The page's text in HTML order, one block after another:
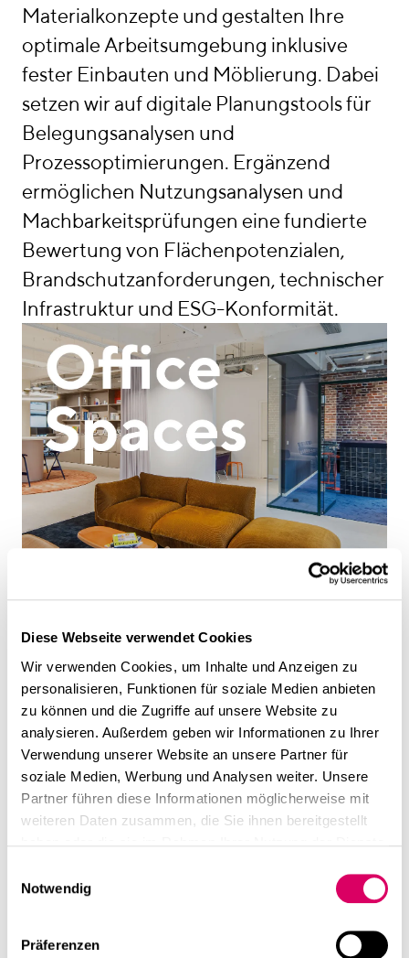
Diese Webseite verwendet Cookies
Wir verwenden Cookies, um Inhalte und Anzeigen zu
personalisieren, Funktionen für soziale Medien anbieten
zu können und die Zugriffe auf unsere Website zu
analysieren. Außerdem geben wir Informationen zu Ihrer
Verwendung unserer Website an unsere Partner für
soziale Medien, Werbung und Analysen weiter. Unsere
Partner führen diese Informationen möglicherweise mit
weiteren Daten zusammen, die Sie ihnen bereitgestellt
Notwendig
Präferenzen
Materialkonzepte und gestalten Ihre
optimale Arbeitsumgebung inklusive
fester Einbauten und Möblierung. Dabei
setzen wir auf digitale Planungstools für
Belegungsanalysen und
Prozessoptimierungen. Ergänzend
ermöglichen Nutzungsanalysen und
Machbarkeitsprüfungen eine fundierte
Bewertung von Flächenpotenzialen,
Brandschutzanforderungen, technischer
Infrastruktur und ESG-Konformität.